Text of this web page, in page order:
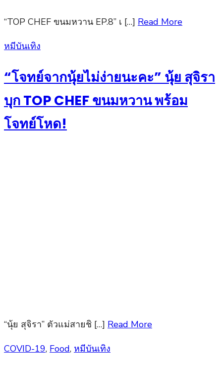
“TOP CHEF ขนมหวาน EP.8” เ […] Read More
Posted
หมีบันเทิง
“โจทย์จากนุ้ยไม่ง่ายนะคะ” นุ้ย สุจิรา
บุก TOP CHEF ขนมหวาน พร้อม
โจทย์โหด!
“นุ้ย สุจิรา” ตัวแม่สายชิ […] Read More
Posted
COVID-19, Food, หมีบันเทิง